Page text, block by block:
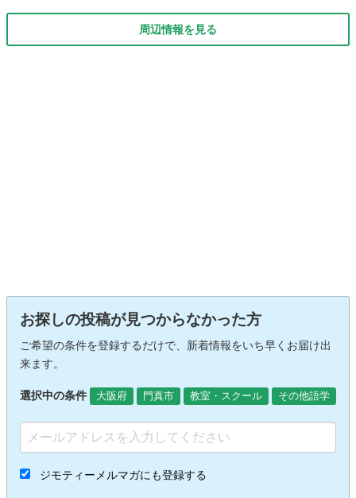
周辺情報を見る
お探しの投稿が見つからなかった方
ご希望の条件を登録するだけで、新着情報をいち早くお届け出
来ます。
選択中の条件 大阪府 門真市 教室・スクール その他語学
ジモティーメルマガにも登録する